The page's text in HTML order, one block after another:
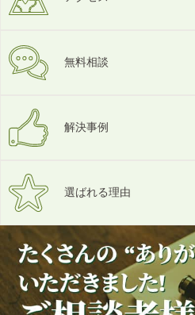
無料相談
解決事例
選ばれる理由